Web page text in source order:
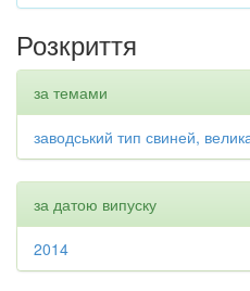
Розкриття
за темами
заводський тип свиней,
за датою випуску
2014